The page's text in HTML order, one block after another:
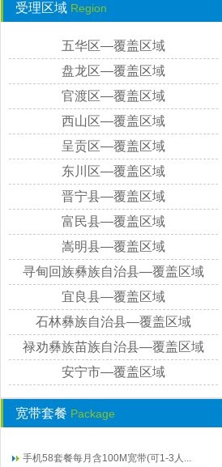
受理区域 Region
五华区—覆盖区域
盘龙区—覆盖区域
官渡区—覆盖区域
西山区—覆盖区域
呈贡区—覆盖区域
东川区—覆盖区域
晋宁县—覆盖区域
富民县—覆盖区域
嵩明县—覆盖区域
寻甸回族彝族自治县—覆盖区域
宜良县—覆盖区域
石林彝族自治县—覆盖区域
禄劝彝族苗族自治县—覆盖区域
安宁市—覆盖区域
宽带套餐 Package
手机58套餐每月含100M宽带(可1-3人...